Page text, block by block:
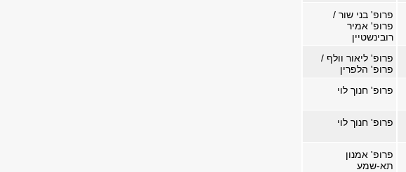
פרופ' בני שור /
פרופ' אמיר
רובינשטיין
פרופ' ליאור וולף /
פרופ' הלפרין
פרופ' חנוך לוי
פרופ' חנוך לוי
פרופ' אמנון
תא-שמע